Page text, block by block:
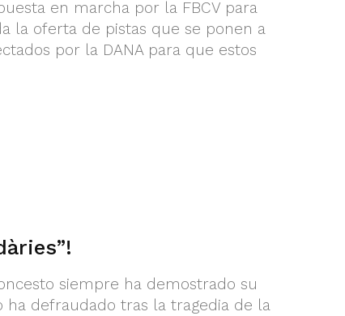
en marcha por la FBCV para
la oferta de pistas que se ponen a
por la DANA para que estos
siempre ha demostrado su
ha defraudado tras la tragedia de la